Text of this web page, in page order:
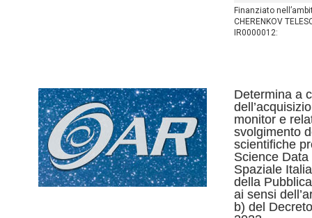
Finanziato
CHERENKOV
IR0000012:
Determina a
monitor e
svolgimento
scientifiche
Science Data
Spaziale
della
ai sensi
b) del